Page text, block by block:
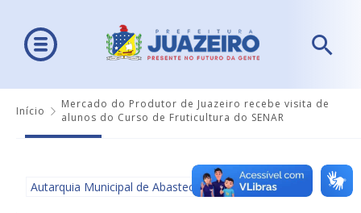
Início
Mercado do Produtor de Juazeiro recebe visita de
alunos do Curso de Fruticultura do SENAR
Autarquia Municipal de Abastecimento - AMA